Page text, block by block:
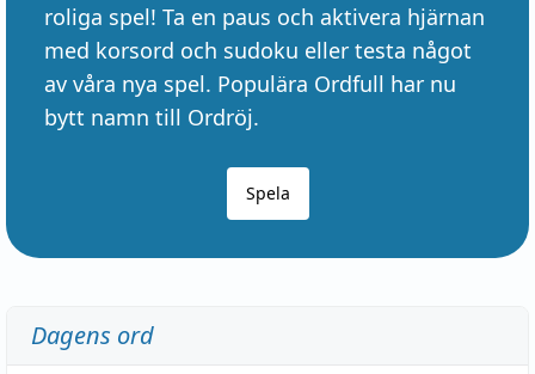
roliga spel! Ta en paus och aktivera hjärnan
med korsord och sudoku eller testa något
av våra nya spel. Populära Ordfull har nu
bytt namn till Ordröj.
Spela
Dagens ord